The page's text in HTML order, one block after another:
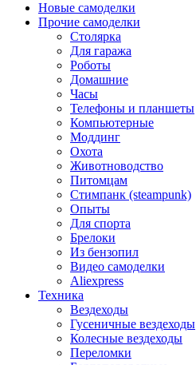
Новые самоделки
Прочие самоделки
Столярка
Для гаража
Роботы
Домашние
Часы
Телефоны и планшеты
Компьютерные
Моддинг
Охота
Животноводство
Питомцам
Стимпанк (steampunk)
Опыты
Для спорта
Брелоки
Из бензопил
Видео самоделки
Aliexpress
Техника
Вездеходы
Гусеничные вездеходы
Колесные вездеходы
Переломки